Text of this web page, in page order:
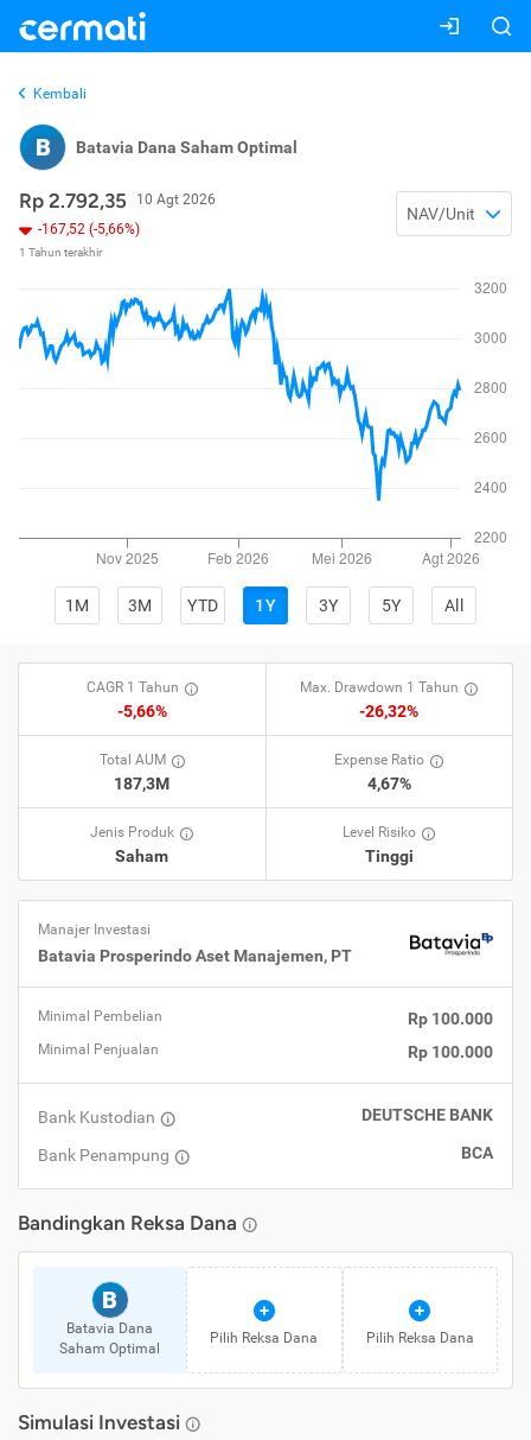
Kembali
B Batavia Dana Saham Optimal
Rp 2.792,35
10 Agt 2026
-167,52 (-5,66%)
1 Tahun terakhir
NAV/Unit
1M 3M YTD 1Y 3Y 5Y All
CAGR 1 Tahun
-5,66%
Max. Drawdown 1 Tahun
-26,32%
Total AUM
187,3M
Expense Ratio
4,67%
Jenis Produk
Saham
Level Risiko
Tinggi
Manajer Investasi
Batavia Prosperindo Aset Manajemen, PT
Minimal Pembelian Rp 100.000
Minimal Penjualan Rp 100.000
Bank Kustodian DEUTSCHE BANK
Bank Penampung BCA
Bandingkan Reksa Dana
B
Batavia Dana
Saham Optimal
Pilih Reksa Dana Pilih Reksa Dana
Simulasi Investasi